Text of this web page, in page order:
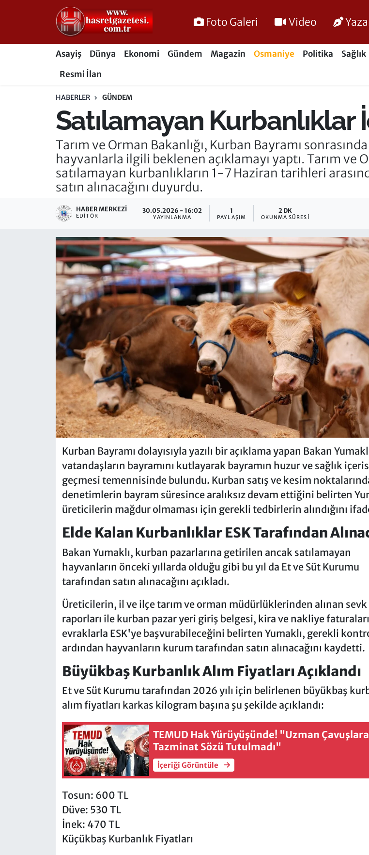
Foto Galeri Video
Asayiş Dünya Ekonomi Gündem Magazin Osmaniye Politika Sağlık
Resmi İlan
HABERLER GÜNDEM
Satılamayan Kurbanlıklar
Tarım ve Orman Bakanlığı, Kurban Bayramı
hayvanlarla ilgili beklenen açıklamayı yaptı. Tarım ve
satılamayan kurbanlıkların 1-7 Haziran tarihleri
satın alınacağını duyurdu.
HABER MERKEZI
EDITÖR
30.05.2026 - 16:02
YAYINLANMA
1
PAYLAŞIM
2 DK
OKUNMA SÜRESI
Kurban Bayramı dolayısıyla yazılı bir açıklama yapan Bakan
vatandaşların bayramını kutlayarak bayramın huzur ve sağlık
geçmesi temennisinde bulundu. Kurban satış ve kesim
denetimlerin bayram süresince aralıksız devam ettiğini belirten
üreticilerin mağdur olmaması için gerekli tedbirlerin alındığını
Elde Kalan Kurbanlıklar ESK Tarafından
Bakan Yumaklı, kurban pazarlarına getirilen ancak satılamayan
hayvanların önceki yıllarda olduğu gibi bu yıl da Et ve Süt Kurumu
tarafından satın alınacağını açıkladı.
Üreticilerin, il ve ilçe tarım ve orman müdürlüklerinden alınan sevk
raporları ile kurban pazar yeri giriş belgesi, kira ve nakliye
evraklarla ESK'ye başvurabileceğini belirten Yumaklı, gerekli
ardından hayvanların kurum tarafından satın alınacağını kaydetti.
Büyükbaş Kurbanlık Alım Fiyatları Açıklandı
Et ve Süt Kurumu tarafından 2026 yılı için belirlenen büyükbaş
alım fiyatları karkas kilogram başına şu şekilde açıklandı:
TEMUD Hak Yürüyüşünde! "Uzman Çavuşlara
Tazminat Sözü Tutulmadı"
İçeriği Görüntüle
Tosun: 600 TL
Düve: 530 TL
İnek: 470 TL
Küçükbaş Kurbanlık Fiyatları
Osmaniye Nöbetçi Eczaneler
Osmaniye Hava Durumu
Süper Lig Puan Durumu ve Fikstür
Son Dakika Haberleri
Haber Arşivi